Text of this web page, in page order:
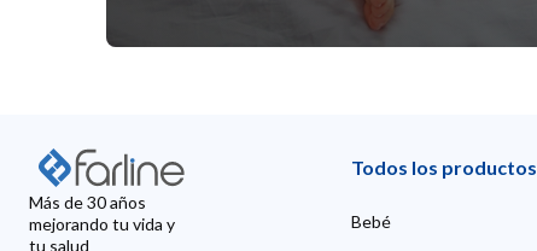
Más de 30 años
mejorando tu vida y
tu salud
Todos los productos
Bebé